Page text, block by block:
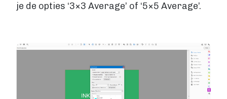
je de opties ‘3×3 Average’ of ‘5×5 Average’.
Image